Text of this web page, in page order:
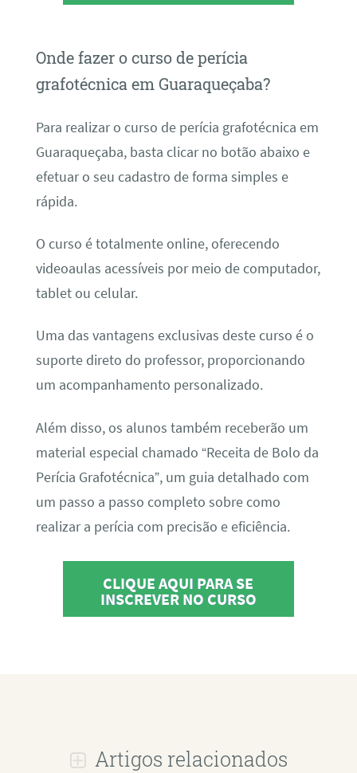
Onde fazer o curso de perícia
grafotécnica em Guaraqueçaba?
Para realizar o curso de perícia grafotécnica em
Guaraqueçaba, basta clicar no botão abaixo e
efetuar o seu cadastro de forma simples e
rápida.
O curso é totalmente online, oferecendo
videoaulas acessíveis por meio de computador,
tablet ou celular.
Uma das vantagens exclusivas deste curso é o
suporte direto do professor, proporcionando
um acompanhamento personalizado.
Além disso, os alunos também receberão um
material especial chamado “Receita de Bolo da
Perícia Grafotécnica”, um guia detalhado com
um passo a passo completo sobre como
realizar a perícia com precisão e eficiência.
CLIQUE AQUI PARA SE
INSCREVER NO CURSO
Artigos relacionados